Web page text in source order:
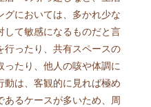
グにおいては、多かれ少な
して敏感になるものだと言
行ったり、共有スペースの
ったり、他人の咳や体調に
動は、客観的に見れば極め
あるケースが多いため、周